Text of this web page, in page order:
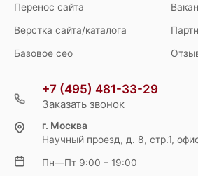
Перенос сайта
Верстка сайта/каталога
Базовое сео
+7 (495) 481-33-29
Заказать звонок
г. Москва
Научный проезд, д. 8, стр.1,
Пн—Пт 9:00 – 19:00